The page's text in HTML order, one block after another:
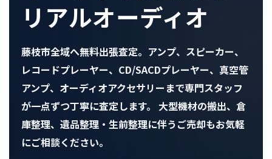
リアルオーディオ
藤枝市全域へ無料出張査定。アンプ、スピーカー、
レコードプレーヤー、CD/SACDプレーヤー、真空管
アンプ、オーディオアクセサリーまで専門スタッフ
が一点ずつ丁寧に査定します。 大型機材の搬出、倉
庫整理、遺品整理・生前整理に伴うご売却もお気軽
にご相談ください。